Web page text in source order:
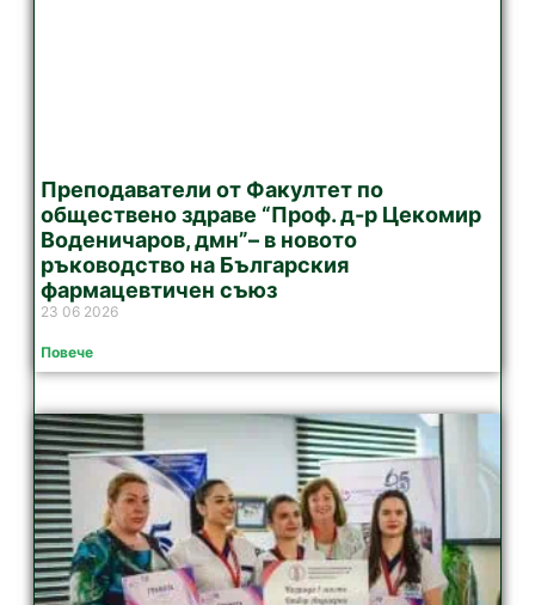
Преподаватели от Факултет по
обществено здраве “Проф. д-р Цекомир
Воденичаров, дмн”– в новото
ръководство на Българския
фармацевтичен съюз
23 06 2026
Повече